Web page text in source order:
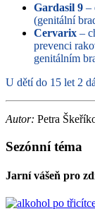
Gardasil 9 –
(genitální
Cervarix –
prevenci
genitálním
U dětí do 15 let 2
Autor: Petra
Sezónní téma
Jarní vášeň pro